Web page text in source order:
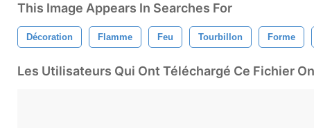
This Image Appears In Searches For
Décoration Flamme Feu Tourbillon Forme
Les Utilisateurs Qui Ont Téléchargé Ce Fichier